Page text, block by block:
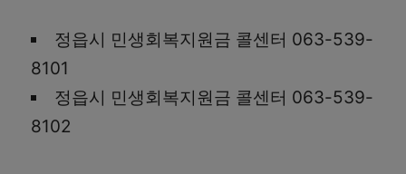
정읍시 민생회복지원금 콜센터 063-539-
8101
정읍시 민생회복지원금 콜센터 063-539-
8102